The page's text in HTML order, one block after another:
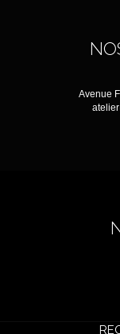
Avenue